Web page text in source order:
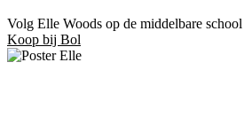
Volg Elle Woods op de middelbare
Koop bij Bol